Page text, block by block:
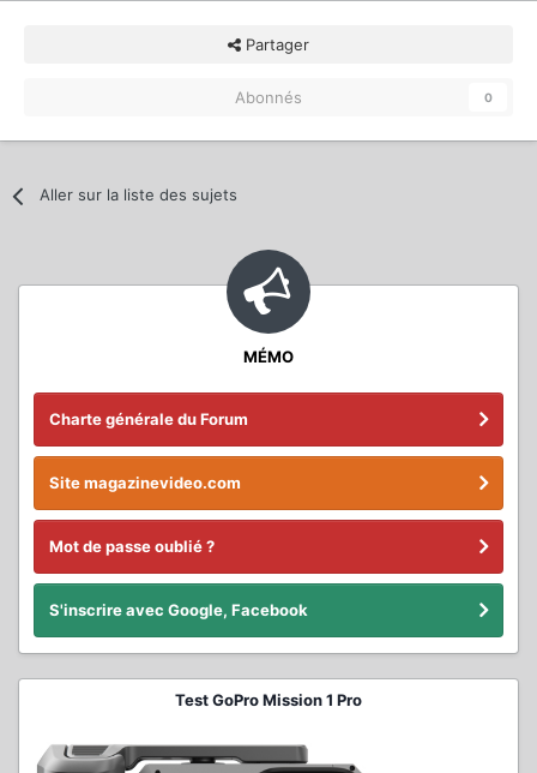
Partager
Abonnés 0
Aller sur la liste des sujets
MÉMO
Charte générale du Forum
Site magazinevideo.com
Mot de passe oublié ?
S'inscrire avec Google, Facebook
Test GoPro Mission 1 Pro